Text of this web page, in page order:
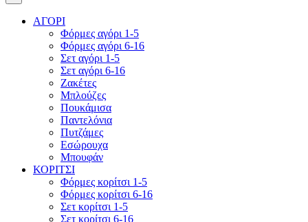
ΑΓΟΡΙ
Φόρμες αγόρι 1-5
Φόρμες αγόρι 6-16
Σετ αγόρι 1-5
Σετ αγόρι 6-16
Ζακέτες
Μπλούζες
Πουκάμισα
Παντελόνια
Πυτζάμες
Εσώρουχα
Μπουφάν
ΚΟΡΙΤΣΙ
Φόρμες κορίτσι 1-5
Φόρμες κορίτσι 6-16
Σετ κορίτσι 1-5
Σετ κορίτσι 6-16